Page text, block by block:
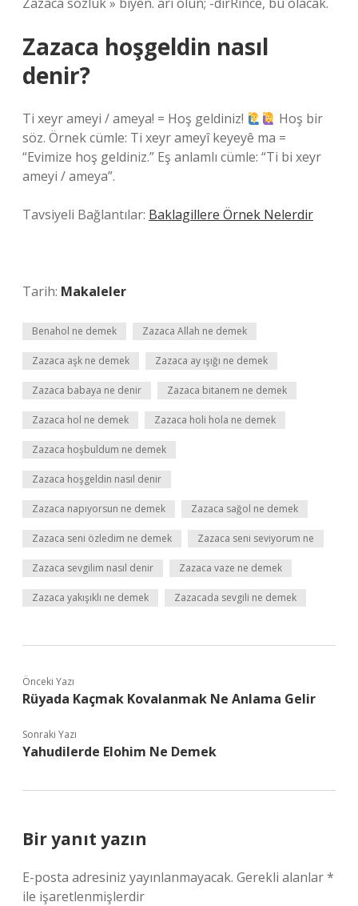
Zazaca hoşgeldin nasıl
denir?
Ti xeyr ameyi / ameya! = Hoş geldiniz!
Hoş bir
söz. Örnek cümle: Ti xeyr ameyî keyeyê ma =
“Evimize hoş geldiniz.” Eş anlamlı cümle: “Ti bi xeyr
ameyi / ameya”.
Tavsiyeli Bağlantılar: Baklagillere Örnek Nelerdir
Tarih: Makaleler
Benahol ne demek Zazaca Allah ne demek
Zazaca aşk ne demek Zazaca ay ışığı ne demek
Zazaca babaya ne denir Zazaca bitanem ne demek
Zazaca hol ne demek Zazaca holi hola ne demek
Zazaca hoşbuldum ne demek
Zazaca hoşgeldin nasıl denir
Zazaca napıyorsun ne demek Zazaca sağol ne demek
Zazaca seni özledim ne demek Zazaca seni seviyorum ne
Zazaca sevgilim nasıl denir Zazaca vaze ne demek
Zazaca yakışıklı ne demek Zazacada sevgili ne demek
Önceki Yazı
Rüyada Kaçmak Kovalanmak Ne Anlama Gelir
Sonraki Yazı
Yahudilerde Elohim Ne Demek
Bir yanıt yazın
E-posta adresiniz yayınlanmayacak. Gerekli alanlar*
ile işaretlenmişlerdir